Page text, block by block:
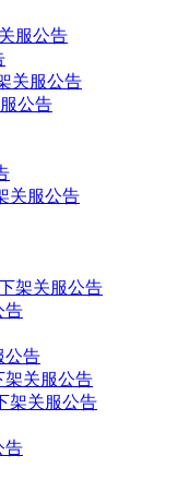
服公告
关服公告
公告
关服公告
架关服公告
告
公告
架关服公告
架关服公告
告